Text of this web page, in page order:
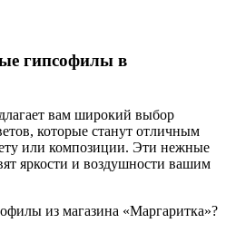
гипсофилы в
вам широкий выбор
которые станут отличным
или композиции. Эти нежные
яркости и воздушности вашим
из магазина «Маргаритка»?